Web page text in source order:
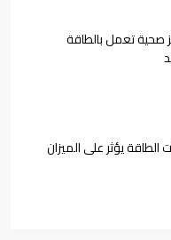
صحية تعمل بالطاقة
الطاقة يؤثر على الميزان